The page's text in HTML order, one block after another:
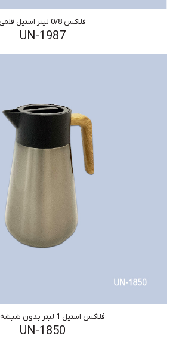
فلاکس 0/8 لیتر استیل قلمی
UN-1987
فلاکس استیل 1 لیتر بدون شیشه چوبی
UN-1850